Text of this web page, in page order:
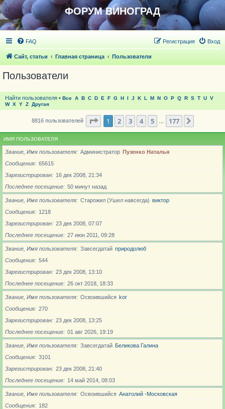
ФОРУМ ВИНОГРАД
FAQ Вход
Регистрация
Сайт, статьи Главная страница Пользователи
Пользователи
Найти пользователя • Все A B C D E F G H I J K L M N O P Q R S T U V
W X Y Z Другая
8816 пользователей Страница из 177
1 2 3 4 5 177
ИМЯ ПОЛЬЗОВАТЕЛЯ
Звание, Имя пользователя Администратор Пузенко Наталья
Сообщения
65615
Зарегистрирован
16 дек 2008, 21:34
Последнее посещение
50 минут назад
Звание, Имя пользователя Старожил (Ушел навсегда) виктор
Сообщения
1218
Зарегистрирован
23 дек 2008, 07:07
Последнее посещение
27 июн 2011, 09:28
Звание, Имя пользователя Завсегдатай природолюб
Сообщения
544
Зарегистрирован
23 дек 2008, 13:10
Последнее посещение
26 окт 2018, 18:33
Звание, Имя пользователя Освоившийся kor
Сообщения
270
Зарегистрирован
23 дек 2008, 13:25
Последнее посещение
01 авг 2026, 19:19
Звание, Имя пользователя Завсегдатай Беликова Галина
Сообщения
3101
Зарегистрирован
23 дек 2008, 21:40
Последнее посещение
14 май 2014, 08:03
Звание, Имя пользователя Освоившийся Анатолий -Московская
Сообщения
182